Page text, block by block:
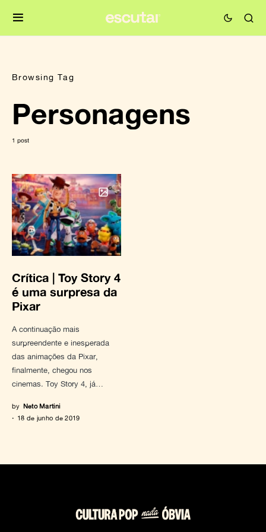
Browsing Tag
Personagens
1 post
Crítica | Toy Story 4
é uma surpresa da
Pixar
A continuação mais
surpreendente e inesperada
das animações da Pixar,
finalmente, chegou nos
cinemas. Toy Story 4, já…
by Neto Martini
18 de junho de 2019